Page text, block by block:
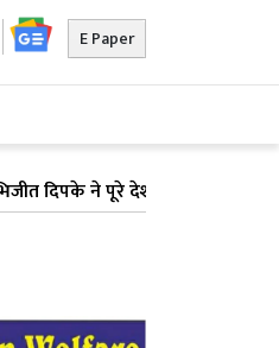
E Paper
ने पूरे देश में लॉन्च किया 'क्या